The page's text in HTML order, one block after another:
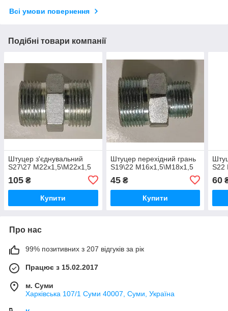
Всі умови повернення
Подібні товари компанії
Штуцер з'єднувальний
S27\27 М22х1,5\М22х1,5
105 ₴
Купити
Штуцер перехідний грань
S19\22 М16х1,5\М18х1,5
45₴
Купити
S22
60
Про нас
99% позитивних з 207 відгуків за рік
Працює з 15.02.2017
м. Суми
Харківська 107/1 Суми 40007, Суми, Україна